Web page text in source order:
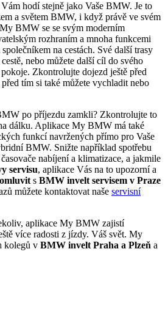
Vám hodí stejně jako Vaše BMW. Je to
a světem BMW, i když právě ve svém
BMW se se svým moderním
rozhraním a mnoha funkcemi
na cestách. Své další trasy
nebo můžete další cíl do svého
Zkontrolujte dojezd ještě před
tím si také můžete vychladit nebo
po příjezdu zamkli? Zkontrolujte to
dálku. Aplikace My BMW má také
funkcí navržených přímo pro Vaše
BMW. Snižte například spotřebu
nabíjení a klimatizace, a jakmile
servisu, aplikace Vás na to upozorní a
s BMW invelt servisem v Praze
můžete kontaktovat naše servisní
aplikace My BMW zajistí
více radosti z jízdy. Váš svět. My
kolegů v BMW invelt Praha a Plzeň a